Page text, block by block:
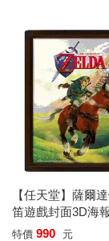
【任天堂】薩爾
笛遊戲封面3D海
Legend of Zelda:
特價 990 元